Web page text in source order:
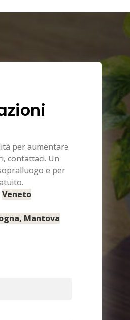
per aumentare
contattaci. Un
e per
Veneto
Mantova